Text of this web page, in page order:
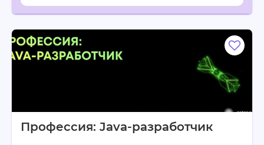
Профессия: Java-разработчик